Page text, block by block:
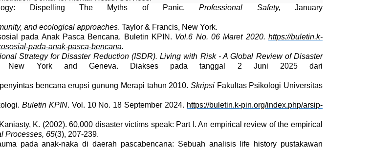
Dispelling The Myths of Panic.Professional Safety, January
and ecological approaches. Taylor & Francis, New York.
pada Anak Pasca Bencana. Buletin KPIN. Vol.6 No. 06 Maret 2020.https://buletin.k-
pada-anak-pasca-bencana.
Strategy for Disaster Reduction (ISDR). Living with Risk - A Global Review of Disaster
New York and Geneva. Diakses pada tanggal 2 Juni 2025 dari
bencana erupsi gunung Merapi tahun 2010. SkripsiFakultas Psikologi Universitas
Buletin KPIN. Vol. 10 No. 18 September 2024. https://buletin.k-pin.org/index.php/arsip-
K. (2002). 60,000 disaster victims speak: Part I. An empirical review of the empirical
Processes, 65(3), 207-239.
pada anak-naka di daerah pascabencana: Sebuah analisis life history pustakawan